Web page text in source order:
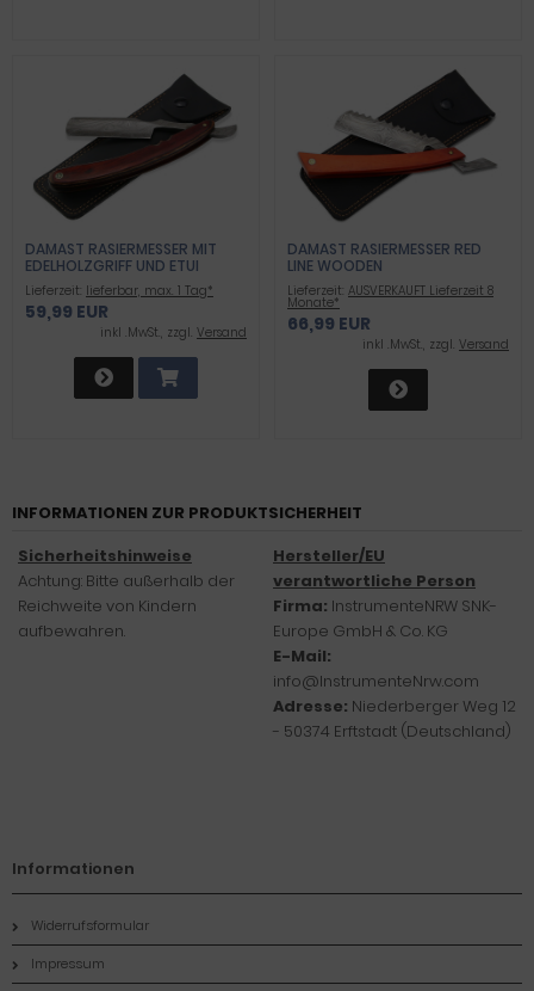
DAMAST RASIERMESSER MIT
EDELHOLZGRIFF UND ETUI
Lieferzeit: lieferbar, max. 1 Tag*
59,99 EUR
inkl .MwSt., zzgl. Versand
DAMAST RASIERMESSER RED
LINE WOODEN
Lieferzeit: AUSVERKAUFT Lieferzeit 8
Monate*
66,99 EUR
inkl .MwSt., zzgl. Versand
INFORMATIONEN ZUR PRODUKTSICHERHEIT
Sicherheitshinweise
Achtung: Bitte außerhalb der
Reichweite von Kindern
aufbewahren.
Hersteller/EU
verantwortliche Person
Firma: InstrumenteNRW SNK-
Europe GmbH & Co. KG
E-Mail:
info@InstrumenteNrw.com
Adresse: Niederberger Weg 12
- 50374 Erftstadt (Deutschland)
Informationen
Widerrufsformular
Impressum